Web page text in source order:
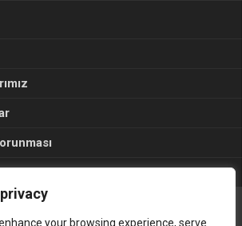
your browsing experience, serve